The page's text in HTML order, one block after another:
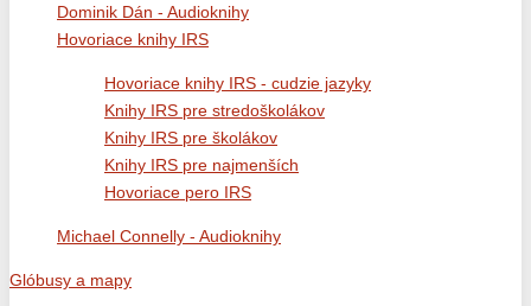
Dominik Dán - Audioknihy
Hovoriace knihy IRS
Hovoriace knihy IRS - cudzie jazyky
Knihy IRS pre stredoškolákov
Knihy IRS pre školákov
Knihy IRS pre najmenších
Hovoriace pero IRS
Michael Connelly - Audioknihy
Glóbusy a mapy